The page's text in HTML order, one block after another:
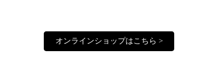
オンラインショップはこちら >